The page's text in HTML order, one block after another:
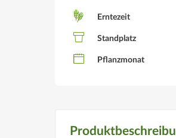
Erntezeit
Standplatz
Pflanzmonat